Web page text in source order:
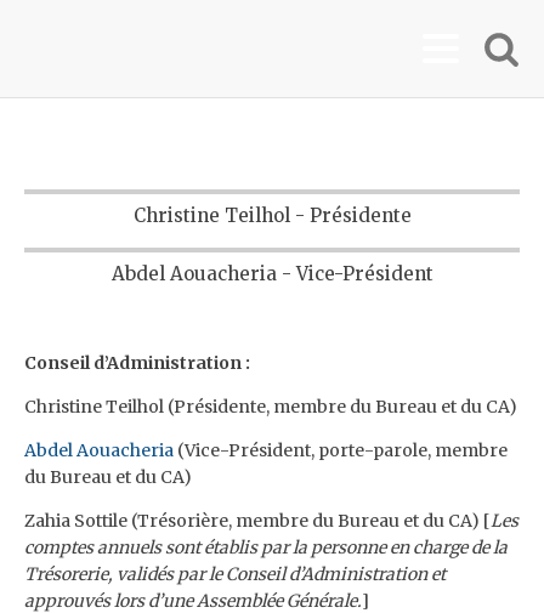
Christine Teilhol - Présidente
Abdel Aouacheria - Vice-Président
Conseil d’Administration :
Christine Teilhol (Présidente, membre du Bureau et du CA)
Abdel Aouacheria (Vice-Président, porte-parole, membre
du Bureau et du CA)
Zahia Sottile (Trésorière, membre du Bureau et du CA) [Les
comptes annuels sont établis par la personne en charge de la
Trésorerie, validés par le Conseil d’Administration et
approuvés lors d’une Assemblée Générale.]